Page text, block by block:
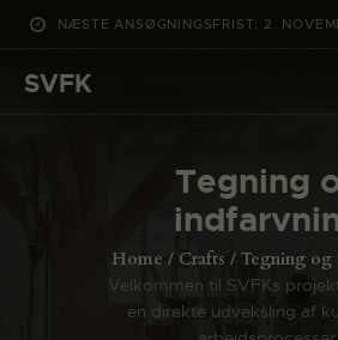
NÆSTE ANSØGNINGSFRIST: 2.
SVFK
Tegning
Home Crafts Tegning og
Velkommen til SVFKs
en direkte udveksling af
DET SKER
PROJEKTER
ANSØG
OM SVFK